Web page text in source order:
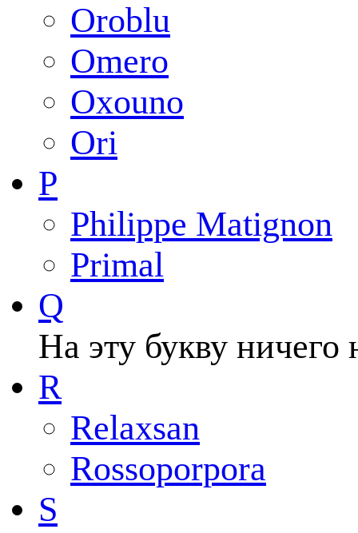
Oroblu
Omero
Oxouno
Ori
P
Philippe Matignon
Primal
Q
На эту букву ничего
R
Relaxsan
Rossoporpora
S